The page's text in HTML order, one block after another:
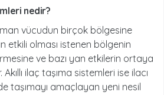
nedir?
vücudun birçok bölgesine
etkili olması istenen bölgenin
ve bazı yan etkilerin ortaya
ilaç taşıma sistemleri ise ilacı
taşımayı amaçlayan yeni nesil